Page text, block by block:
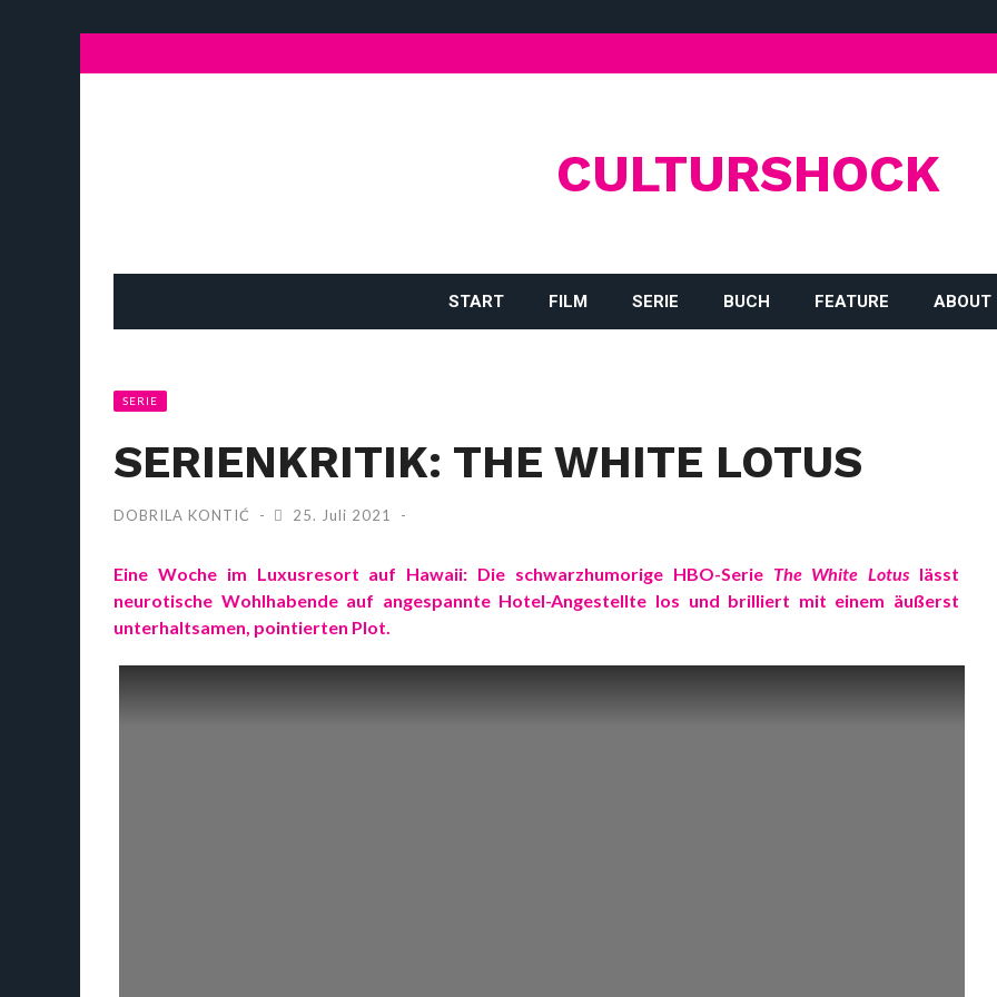
CULTURSHOCK
START FILM SERIE BUCH FEATURE ABOUT
SERIE
SERIENKRITIK: THE WHITE LOTUS
DOBRILA KONTIĆ 25. Juli 2021
Eine Woche im Luxusresort auf Hawaii: Die schwarzhumorige HBO-Serie The White Lotus lässt
neurotische Wohlhabende auf angespannte Hotel-Angestellte los und brilliert mit einem äußerst
unterhaltsamen, pointierten Plot.